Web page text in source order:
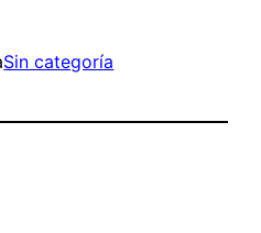
Sin categoría